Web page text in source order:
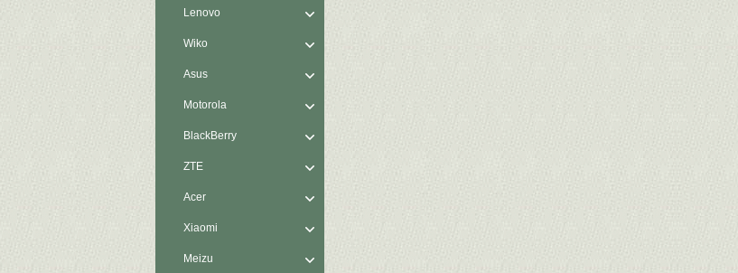
Lenovo
Wiko
Asus
Motorola
BlackBerry
ZTE
Acer
Xiaomi
Meizu